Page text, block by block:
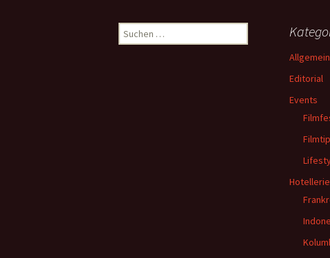
Suchen
nach:
Allgemein
Editorial
Events
Hotellerie